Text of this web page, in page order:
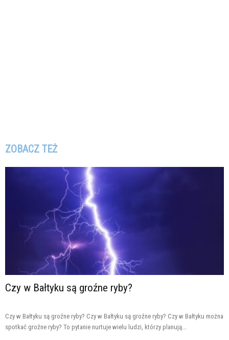
ZOBACZ TEŻ
Czy w Bałtyku są groźne ryby?
Czy w Bałtyku są groźne ryby? Czy w Bałtyku są groźne ryby? Czy w Bałtyku można
spotkać groźne ryby? To pytanie nurtuje wielu ludzi, którzy planują...